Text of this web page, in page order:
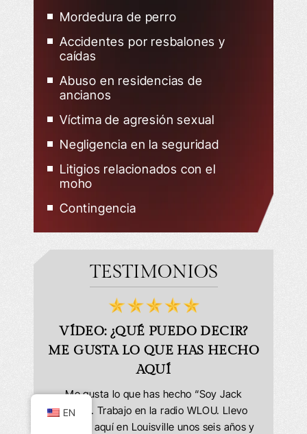
Mordedura de perro
Accidentes por resbalones y
caídas
Abuso en residencias de
ancianos
Víctima de agresión sexual
Negligencia en la seguridad
Litigios relacionados con el
moho
Contingencia
TESTIMONIOS
VÍDEO: ¿QUÉ PUEDO DECIR?
ME GUSTA LO QUE HAS HECHO
AQUÍ
Me gusta lo que has hecho “Soy Jack
McKay. Trabajo en la radio WLOU. Llevo
viviendo aquí en Louisville unos seis años y
EN